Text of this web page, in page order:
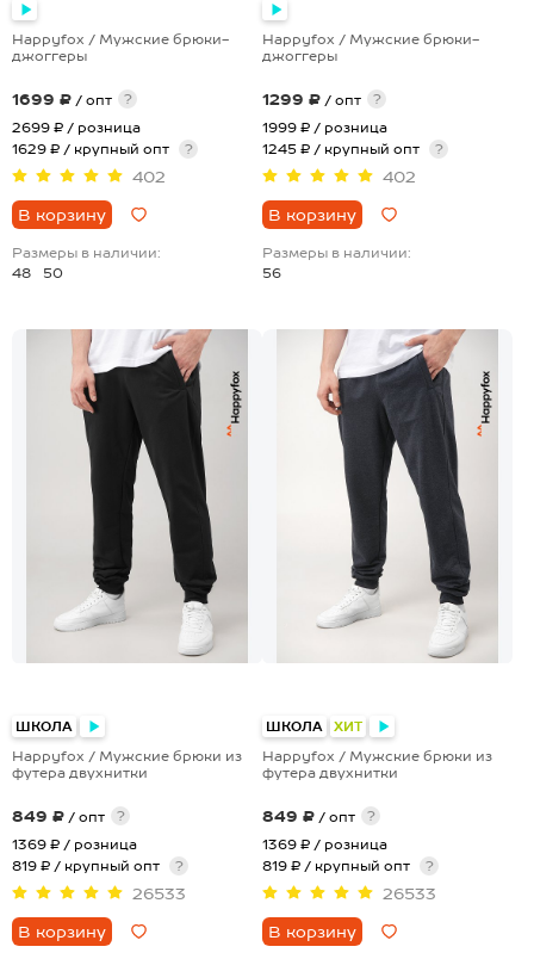
Happyfox / Мужские брюки-
джоггеры
1699 ₽ / опт
?
2699 ₽ / розница
1629 ₽ / крупный опт
?
402
В корзину
Размеры в наличии:
48
50
Happyfox / Мужские брюки-
джоггеры
1299 ₽ / опт
?
1999 ₽ / розница
1245 ₽ / крупный опт
?
402
В корзину
Размеры в наличии:
56
ШКОЛА
Happyfox / Мужские брюки из
футера двухнитки
849 ₽ / опт
?
1369 ₽ / розница
819 ₽ / крупный опт
?
26533
В корзину
ШКОЛА ХИТ
Happyfox / Мужские брюки из
футера двухнитки
849 ₽ / опт
?
1369 ₽ / розница
819 ₽ / крупный опт
?
26533
В корзину